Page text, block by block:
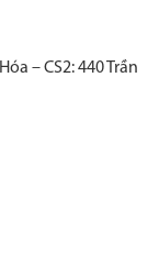
– CS2: 440 Trần